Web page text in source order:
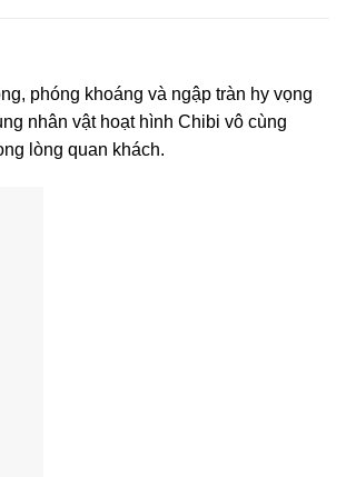
phóng khoáng và ngập tràn hy vọng
nhân vật hoạt hình Chibi vô cùng
lòng quan khách.